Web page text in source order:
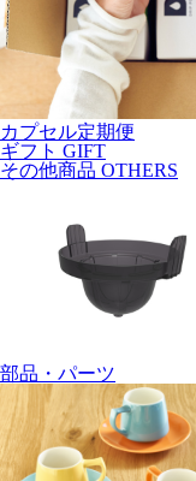
カプセル定期便
ギフト GIFT
その他商品 OTHERS
部品・パーツ